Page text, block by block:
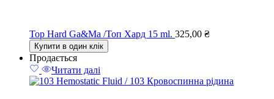
Top Hard Ga&Ma /Топ Хард 15 ml. 325,00 ₴
Купити в один клік
Продається
Читати далі